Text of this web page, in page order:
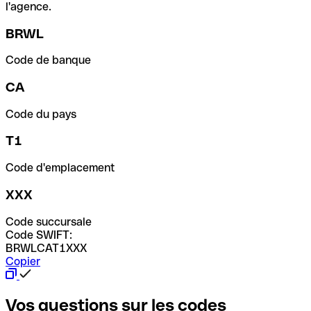
l'agence.
BRWL
Code de banque
CA
Code du pays
T1
Code d'emplacement
XXX
Code succursale
Code SWIFT:
BRWLCAT1XXX
Copier
Vos questions sur les codes